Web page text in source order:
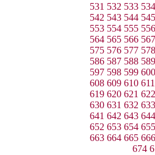
531 532 533 534
542 543 544 545
553 554 555 556
564 565 566 567
575 576 577 578
586 587 588 589
597 598 599 600
608 609 610 611
619 620 621 622
630 631 632 633
641 642 643 644
652 653 654 655
663 664 665 666
674